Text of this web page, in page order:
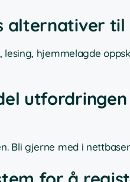
alternativer
hjemmelagde
Bli gjerne med i